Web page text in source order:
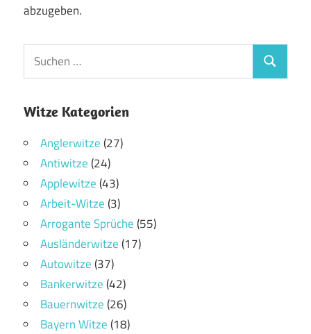
abzugeben.
Witze Kategorien
Anglerwitze(27)
Antiwitze(24)
Applewitze(43)
Arbeit-Witze(3)
Arrogante Sprüche(55)
Ausländerwitze(17)
Autowitze(37)
Bankerwitze(42)
Bauernwitze(26)
Bayern Witze(18)